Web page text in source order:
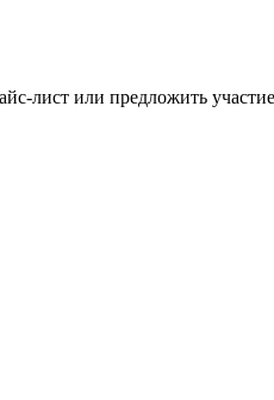
лист или предложить